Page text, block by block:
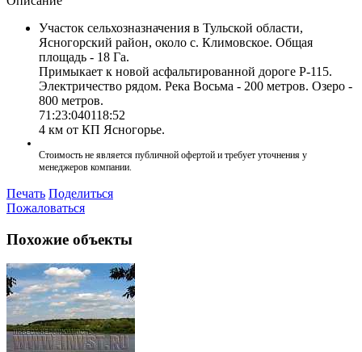
Участок сельхозназначения в Тульской области,
Ясногорский район, около с. Климовское. Общая
площадь - 18 Га.
Примыкает к новой асфальтированной дороге Р-115.
Электричество рядом. Река Восьма - 200 метров. Озеро -
800 метров.
71:23:040118:52
4 км от КП Ясногорье.
Стоимость не является публичной офертой и требует уточнения у
менеджеров компании.
Печать Поделиться
Пожаловаться
Похожие объекты